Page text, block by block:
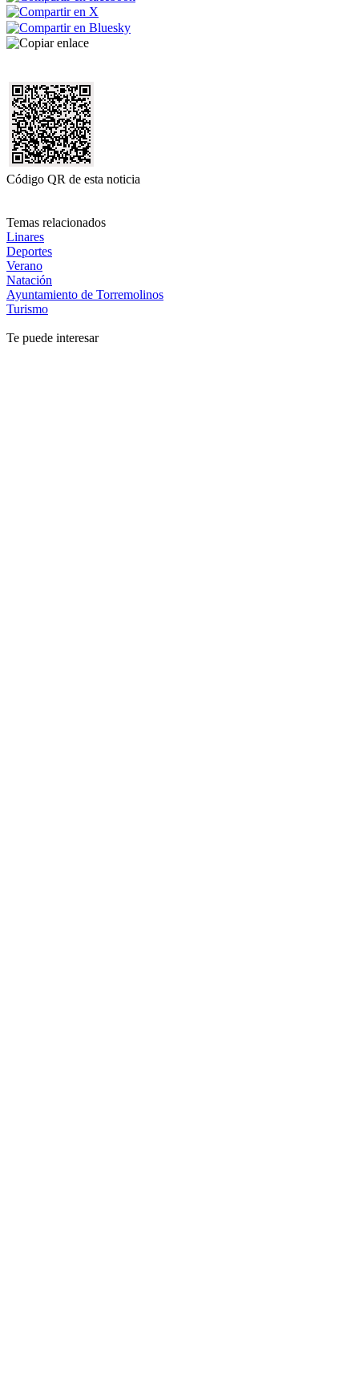
Código QR de esta noticia
Temas relacionados
Linares
Deportes
Verano
Natación
Ayuntamiento de Torremolinos
Turismo
Te puede interesar